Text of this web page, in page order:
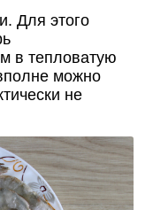
Для этого
в тепловатую
можно
не